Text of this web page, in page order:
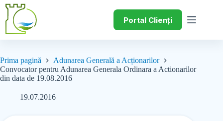
Portal Clienți
Prima pagină
Adunarea Generală a Acționarilor
Convocator pentru Adunarea Generala Ordinara a Actionarilor
din data de 19.08.2016
19.07.2016